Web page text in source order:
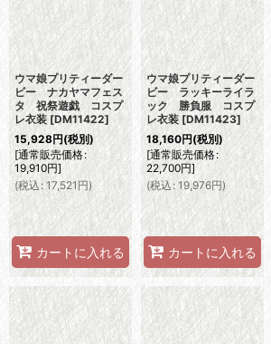
ウマ娘プリティーダー
ビー ナカヤマフェス
タ 祝祭遊戯 コスプ
レ衣装 [DM11422]
15,928円(税別)
[通常販売価格:
19,910円]
(税込: 17,521円)
カートに入れる
ウマ娘プリティーダー
ビー ラッキーライラ
ック 勝負服 コスプ
レ衣装 [DM11423]
18,160円(税別)
[通常販売価格:
22,700円]
(税込: 19,976円)
カートに入れる